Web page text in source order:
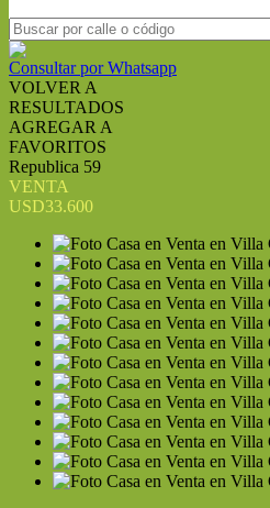
Consultar por Whatsapp
VOLVER A
RESULTADOS
AGREGAR A
FAVORITOS
Republica 59
VENTA
USD33.600